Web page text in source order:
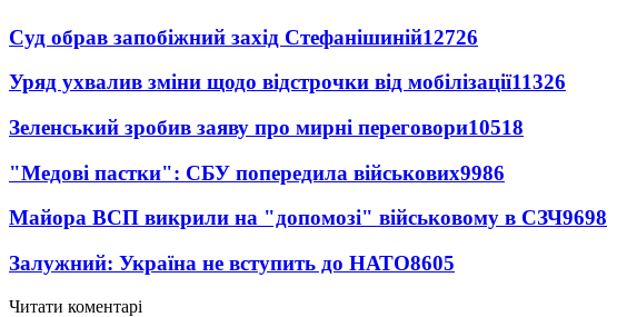
Суд обрав запобіжний захід Стефанішиній12726
Уряд ухвалив зміни щодо відстрочки від мобілізації11326
Зеленський зробив заяву про мирні переговори10518
"Медові пастки": СБУ попередила військових9986
Майора ВСП викрили на "допомозі" військовому в СЗЧ9698
Залужний: Україна не вступить до НАТО8605
Читати коментарі